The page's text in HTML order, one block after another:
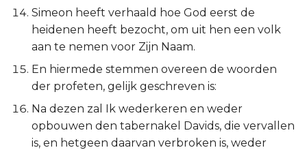
Obadja
Micha
Nahum
Simeon heeft verhaald hoe God eerst de
heidenen heeft bezocht, om uit hen een volk
aan te nemen voor Zijn Naam.
En hiermede stemmen overeen de woorden
der profeten, gelijk geschreven is:
Na dezen zal Ik wederkeren en weder
opbouwen den tabernakel Davids, die vervallen
is, en hetgeen daarvan verbroken is, weder